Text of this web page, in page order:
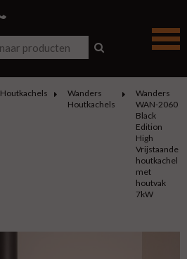
Houtkachels
Wanders
Houtkachels
Wanders
WAN-2060
Black
Edition
High
Vrijstaande
houtkachel
met
houtvak
7kW